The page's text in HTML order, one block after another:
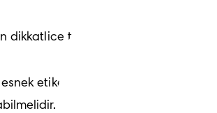
dikkatlice tutarak kaldırın ve altına
esnek etiketleri ne fazla sıkı ne de